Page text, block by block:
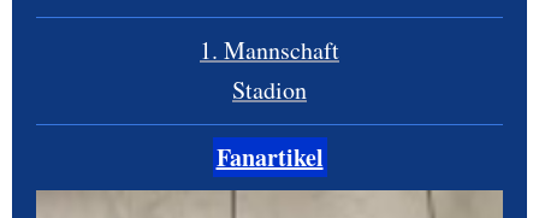
1. Mannschaft
Stadion
Fanartikel